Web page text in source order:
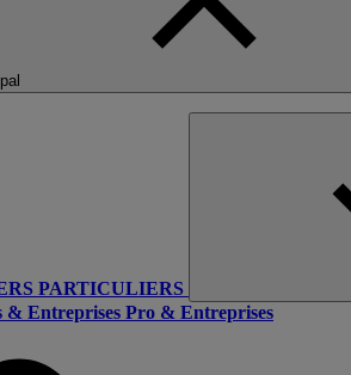
PARTICULIERS
& Entreprises Pro & Entreprises